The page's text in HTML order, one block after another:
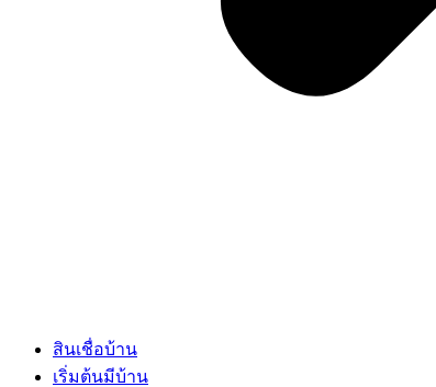
สินเชื่อบ้าน
เริ่มต้นมีบ้าน